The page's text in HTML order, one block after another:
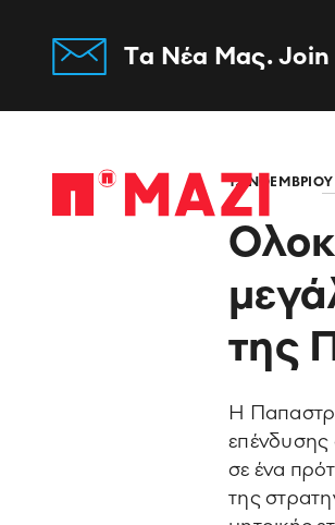
Tα Νέα Μας. Join
Home 12 ΝΟΕΜΒΡΙΟΥ
της
Η
επένδυσης
σε ένα
της